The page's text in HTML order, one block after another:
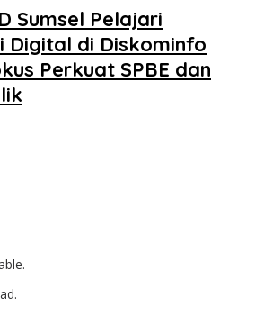
Sumsel Pelajari
Digital di Diskominfo
Perkuat SPBE dan